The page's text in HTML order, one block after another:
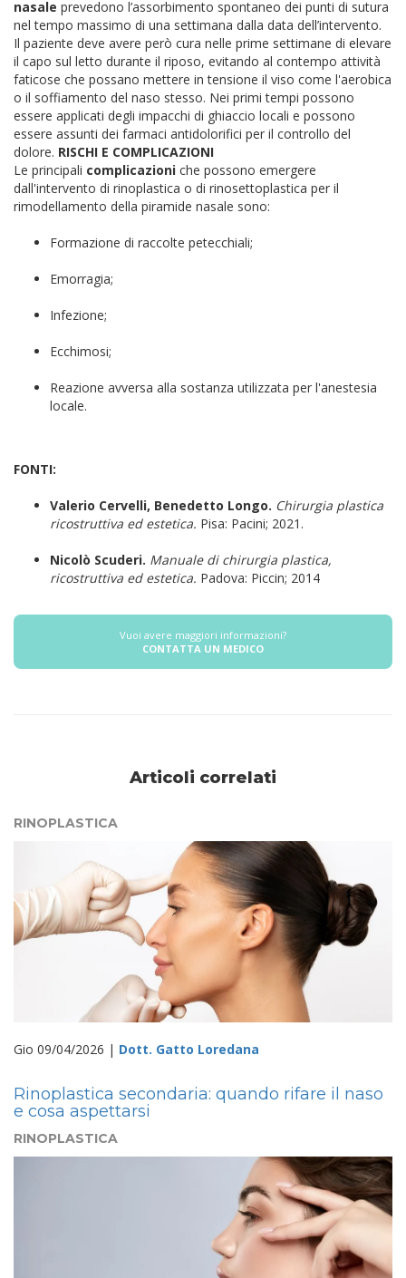
nasale prevedono l’assorbimento spontaneo dei punti di sutura
nel tempo massimo di una settimana dalla data dell’intervento.
Il paziente deve avere però cura nelle prime settimane di elevare
il capo sul letto durante il riposo, evitando al contempo attività
faticose che possano mettere in tensione il viso come l'aerobica
o il soffiamento del naso stesso. Nei primi tempi possono
essere applicati degli impacchi di ghiaccio locali e possono
essere assunti dei farmaci antidolorifici per il controllo del
dolore. RISCHI E COMPLICAZIONI
Le principali complicazioni che possono emergere
dall'intervento di rinoplastica o di rinosettoplastica per il
rimodellamento della piramide nasale sono:
Formazione di raccolte petecchiali;
Emorragia;
Infezione;
Ecchimosi;
Reazione avversa alla sostanza utilizzata per l'anestesia
locale.
FONTI:
Valerio Cervelli, Benedetto Longo. Chirurgia plastica
ricostruttiva ed estetica. Pisa: Pacini; 2021.
Nicolò Scuderi. Manuale di chirurgia plastica,
ricostruttiva ed estetica. Padova: Piccin; 2014
Vuoi avere maggiori informazioni?
CONTATTA UN MEDICO
Articoli correlati
RINOPLASTICA
Gio 09/04/2026 | Dott. Gatto Loredana
Rinoplastica secondaria: quando rifare il naso
e cosa aspettarsi
RINOPLASTICA